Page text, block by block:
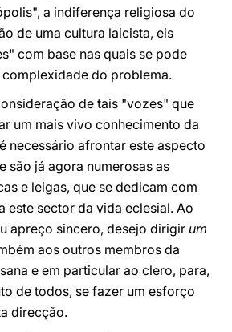
a indiferença religiosa do
de uma cultura laicista, eis
com base nas quais se pode
do problema.
de tais "vozes" que
um mais vivo conhecimento da
necessário afrontar este aspecto
são já agora numerosas as
e leigas, que se dedicam com
este sector da vida eclesial. Ao
apreço sincero, desejo dirigir um
aos outros membros da
e em particular ao clero, para,
de todos, se fazer um esforço
direcção.